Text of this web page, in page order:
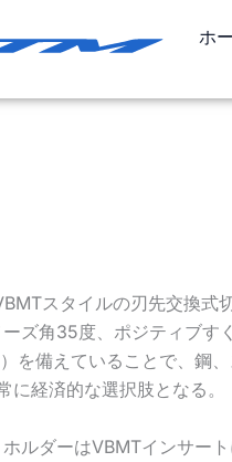
ホ
スタイルの刃先交換
ズ角35度、ポジティブ
を備えていることで、鋼
経済的な選択肢となる。
ホルダーはVBMTインサー